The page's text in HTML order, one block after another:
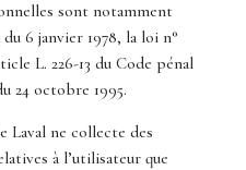
sont notamment
6 janvier 1978, la loi n°
L. 226-13 du Code pénal
24 octobre 1995.
Laval ne collecte des
à l’utilisateur que